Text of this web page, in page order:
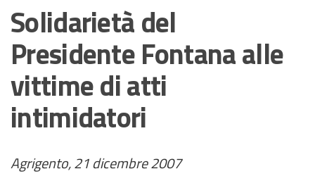
Solidarietà del
Presidente Fontana alle
vittime di atti
intimidatori
Agrigento, 21 dicembre 2007